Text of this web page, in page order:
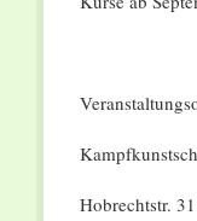
Hobrechtstr.